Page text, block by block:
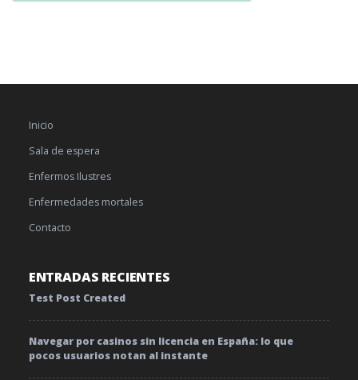
Inicio
Sala de espera
Enfermos Ilustres
Enfermedades mortales
Contacto
ENTRADAS RECIENTES
Test Post Created
Navegar por casinos sin licencia en España: lo que
pocos usuarios notan al instante